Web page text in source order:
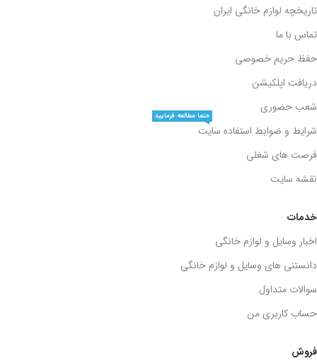
فروش
خدمات
اخبار وسایل و لوازم خانگی
دانستنی های وسایل و لوازم خانگی
سوالات متداول
حساب کاربری من
تاریخچه لوازم خانگی ایران
تماس با ما
حفظ حریم خصوصی
دریافت اپلکیشن
شعب حضوری
شرایط و ضوابط استفاده سایت
حتما مطالعه فرمایید
فرصت های شغلی
نقشه سایت